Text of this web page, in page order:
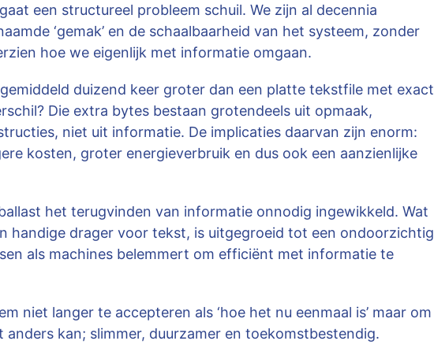
gaat een structureel probleem schuil. We zijn al decennia
‘gemak’ en de schaalbaarheid van het systeem, zonder
hoe we eigenlijk met informatie omgaan.
duizend keer groter dan een platte tekstfile met exact
Die extra bytes bestaan grotendeels uit opmaak,
niet uit informatie. De implicaties daarvan zijn enorm:
kosten, groter energieverbruik en dus ook een aanzienlijke
het terugvinden van informatie onnodig ingewikkeld. Wat
handige drager voor tekst, is uitgegroeid tot een ondoorzichtig
als machines belemmert om efficiënt met informatie te
niet langer te accepteren als ‘hoe het nu eenmaal is’ maar om
kan; slimmer, duurzamer en toekomstbestendig.